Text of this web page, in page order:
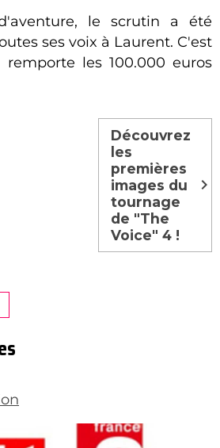
le scrutin a été
ses voix à Laurent. C'est
les 100.000 euros
Découvrez
les
premières
images du
tournage
de "The
Voice" 4 !